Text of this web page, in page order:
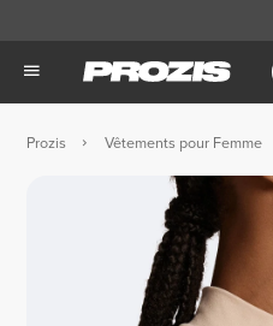
Prozis Vêtements pour Femme